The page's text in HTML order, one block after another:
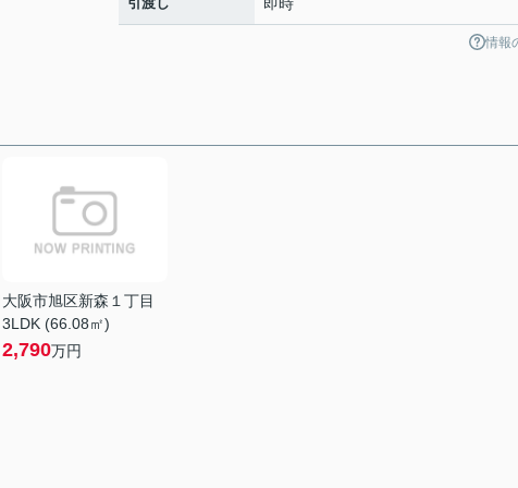
情報
大阪市旭区新森１丁目
3LDK (66.08㎡)
2,790万円